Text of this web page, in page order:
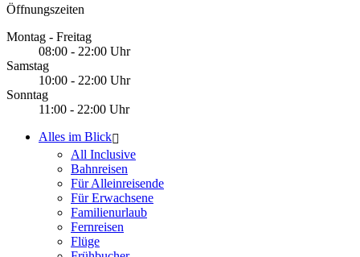
Öffnungszeiten
Montag - Freitag
08:00 - 22:00 Uhr
Samstag
10:00 - 22:00 Uhr
Sonntag
11:00 - 22:00 Uhr
Alles im Blick
All Inclusive
Bahnreisen
Für Alleinreisende
Für Erwachsene
Familienurlaub
Fernreisen
Flüge